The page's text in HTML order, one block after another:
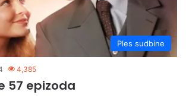
Ples sudbine
4,385
57 epizoda